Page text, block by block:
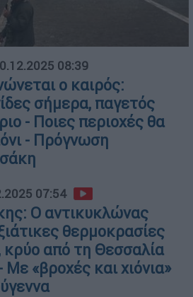
08:39
ο καιρός:
σήμερα, παγετός
- Ποιες περιοχές θα
- Πρόγνωση
07:54
Ο αντικυκλώνας
θερμοκρασίες
κρύο από τη Θεσσαλία
«βροχές και χιόνια»